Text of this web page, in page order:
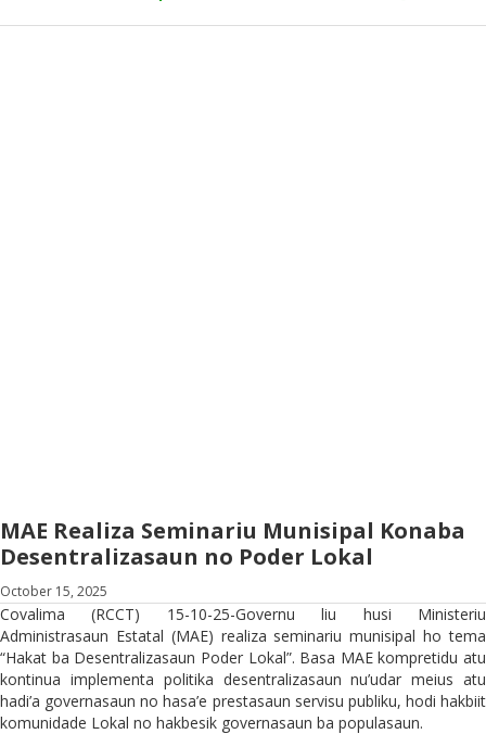
MAE Realiza Seminariu Munisipal Konaba
Desentralizasaun no Poder Lokal
October 15, 2025
Covalima (RCCT) 15-10-25-Governu liu husi Ministeriu
Administrasaun Estatal (MAE) realiza seminariu munisipal ho tema
“Hakat ba Desentralizasaun Poder Lokal”. Basa MAE kompretidu atu
kontinua implementa politika desentralizasaun nu’udar meius atu
hadi’a governasaun no hasa’e prestasaun servisu publiku, hodi hakbiit
komunidade Lokal no hakbesik governasaun ba populasaun.